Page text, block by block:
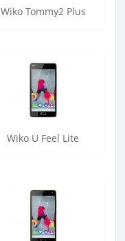
Wiko Tommy2 Plus
Wiko U Feel Lite